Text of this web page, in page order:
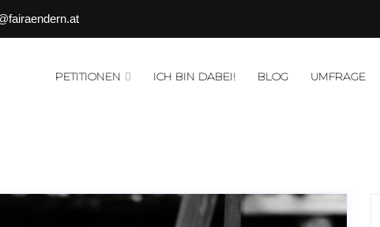
PETITIONEN ICH BIN DABEI! BLOG UMFRAGE